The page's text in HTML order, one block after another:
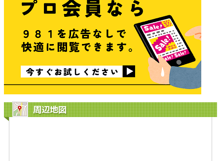
周辺地図